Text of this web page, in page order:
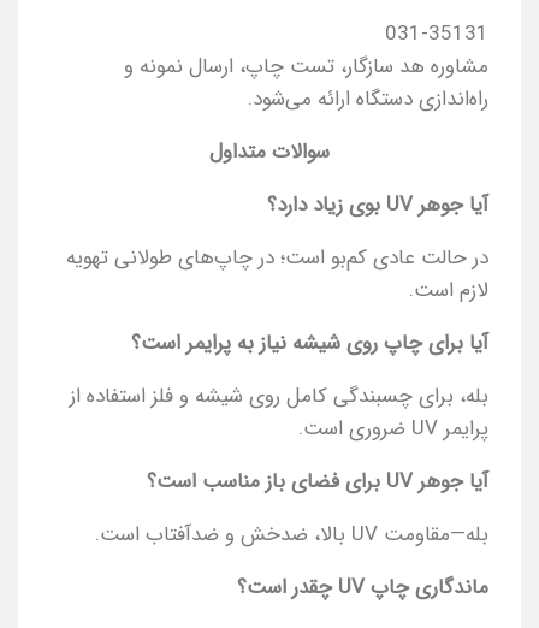
031-35131
مشاوره هد سازگار، تست چاپ، ارسال نمونه و
راه‌اندازی دستگاه ارائه می‌شود.
سوالات متداول
آیا جوهر UV بوی زیاد دارد؟
در حالت عادی کم‌بو است؛ در چاپ‌های طولانی تهویه
لازم است.
آیا برای چاپ روی شیشه نیاز به پرایمر است؟
بله، برای چسبندگی کامل روی شیشه و فلز استفاده از
پرایمر UV ضروری است.
آیا جوهر UV برای فضای باز مناسب است؟
بله—مقاومت UV بالا، ضدخش و ضدآفتاب است.
ماندگاری چاپ UV چقدر است؟